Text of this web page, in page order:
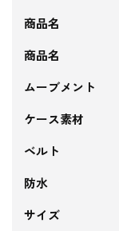
商品名
商品名
ムーブメント
ケース素材
ベルト
防水
サイズ